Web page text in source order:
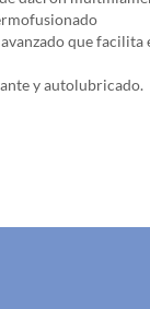
que facilita
y autolubricado.